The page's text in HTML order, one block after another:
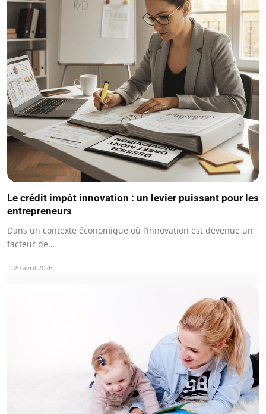
Le crédit impôt innovation : un levier puissant pour les
entrepreneurs
Dans un contexte économique où l’innovation est devenue un
facteur de…
20 avril 2026